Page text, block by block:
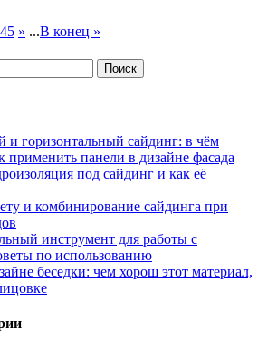
45 » ...В конец »
и горизонтальный сайдинг: в чём
применить панели в дизайне фасада
под сайдинг и как её
и комбинирование сайдинга при
инструмент для работы с
по использованию
беседки: чем хорош этот материал,